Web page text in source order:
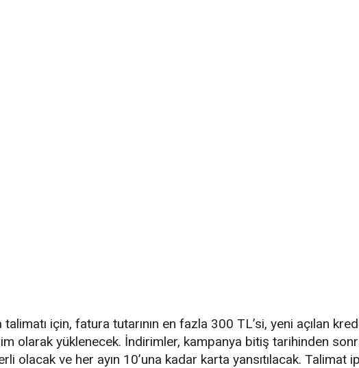
için, fatura tutarının en fazla 300 TL’si, yeni açılan
olarak yüklenecek. İndirimler, kampanya bitiş tarihinden
olacak ve her ayın 10’una kadar karta yansıtılacak. Talimat